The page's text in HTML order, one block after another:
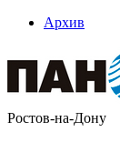
Архив
Ростов-на-Дону